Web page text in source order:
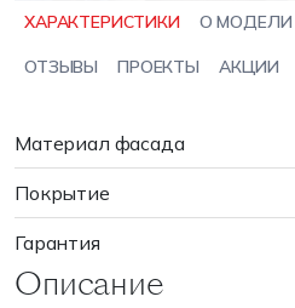
ХАРАКТЕРИСТИКИ О МОДЕЛИ
ОТЗЫВЫ ПРОЕКТЫ АКЦИИ
Материал фасада
Покрытие
Гарантия
Описание